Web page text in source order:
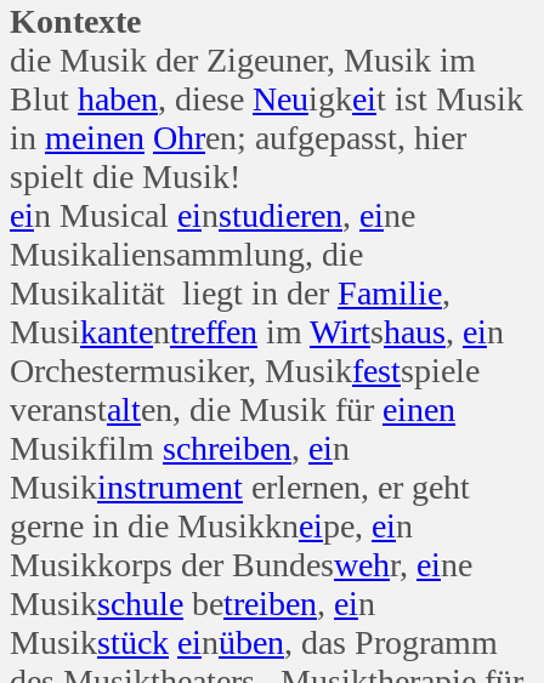
Kontexte
die Musik der Zigeuner, Musik im
Blut haben, diese Neuigkeit ist Musik
in meinen Ohren; aufgepasst, hier
spielt die Musik!
ein Musical einstudieren, eine
Musikaliensammlung, die
Musikalität liegt in der Familie,
Musikantentreffen im Wirtshaus, ein
Orchestermusiker, Musikfestspiele
veranstalten, die Musik für einen
Musikfilm schreiben, ein
Musikinstrument erlernen, er geht
gerne in die Musikkneipe, ein
Musikkorps der Bundeswehr, eine
Musikschule betreiben, ein
Musikstück einüben, das Programm